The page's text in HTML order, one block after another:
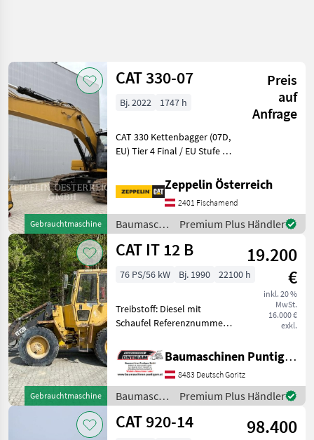
Gebrauchtmaschine
CAT 330-07
Preis
auf
Anfrage
Bj. 2022 1747 h
CAT 330 Kettenbagger (07D,
EU) Tier 4 Final / EU Stufe V
360° Kamera Reach-
Ausleger 6, 15 m + Stiel 3, 20
Zusatzs
Zeppelin Österreich
2401 Fischamend
Baumaschinen
/ CAT
Premium Plus Händler
Gebrauchtmaschine
CAT IT 12 B
19.200
€
inkl. 20 %
MwSt.
16.000 €
exkl.
76 PS/56 kW Bj. 1990 22100 h
Treibstoff: Diesel mit
Schaufel Referenznummer:
Puntigam GmbH Unser
Spezialgebiet: Ankauf -
Verkauf - Vermietung von
Baumaschinen Besuchen
Sie
Baumaschinen Puntigam GmbH
8483 Deutsch Goritz
Baumaschinen
/ CAT
Premium Plus Händler
CAT 920-14
98.400